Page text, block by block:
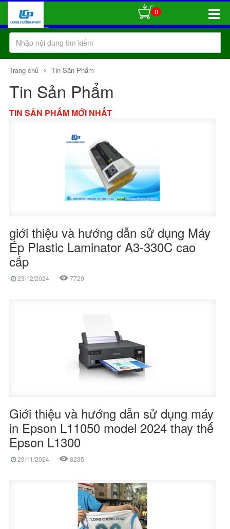
Toggle
0
Trang chủ › Tin Sản Phẩm
Tin Sản Phẩm
TIN SẢN PHẨM MỚI NHẤT
giới thiệu và hướng dẫn sử dụng Máy
Ép Plastic Laminator A3-330C cao
cấp
23/12/2024 7729
Giới thiệu và hướng dẫn sử dụng máy
in Epson L11050 model 2024 thay thế
Epson L1300
29/11/2024 8235